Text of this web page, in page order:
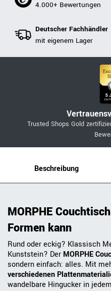
4.000+ Bewertungen
Deutscher Fachhändler
mit eigenem Lager
Trusted Shops Gold
Beschreibung
MORPHE
Formen kann
Rund oder eckig? Klassisch
Kunststein? Der MORPHE
sondern einfach: alles. Mit
verschiedenen
wandelbare Hingucker in